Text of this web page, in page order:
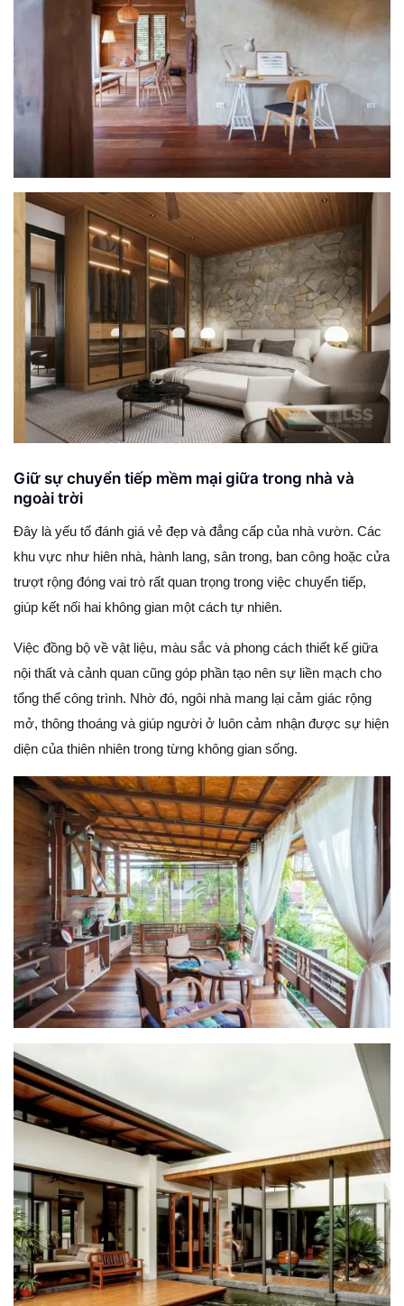
Giữ sự chuyển tiếp mềm mại giữa trong nhà và
ngoài trời
Đây là yếu tố đánh giá vẻ đẹp và đẳng cấp của nhà vườn. Các
khu vực như hiên nhà, hành lang, sân trong, ban công hoặc cửa
trượt rộng đóng vai trò rất quan trọng trong việc chuyển tiếp,
giúp kết nối hai không gian một cách tự nhiên.
Việc đồng bộ về vật liệu, màu sắc và phong cách thiết kế giữa
nội thất và cảnh quan cũng góp phần tạo nên sự liền mạch cho
tổng thể công trình. Nhờ đó, ngôi nhà mang lại cảm giác rộng
mở, thông thoáng và giúp người ở luôn cảm nhận được sự hiện
diện của thiên nhiên trong từng không gian sống.